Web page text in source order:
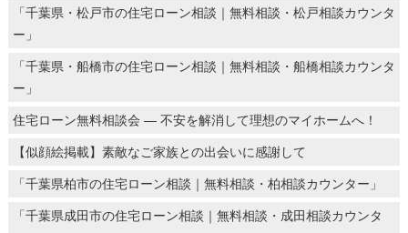
「千葉県・松戸市の住宅ローン相談｜無料相談・松戸相談カウンタ
ー」
「千葉県・船橋市の住宅ローン相談｜無料相談・船橋相談カウンタ
ー」
住宅ローン無料相談会 ― 不安を解消して理想のマイホームへ！
【似顔絵掲載】素敵なご家族との出会いに感謝して
「千葉県柏市の住宅ローン相談｜無料相談・柏相談カウンター」
「千葉県成田市の住宅ローン相談｜無料相談・成田相談カウンタ